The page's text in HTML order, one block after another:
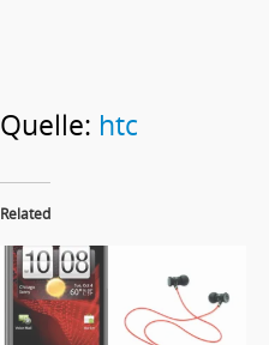
Quelle: htc
Related